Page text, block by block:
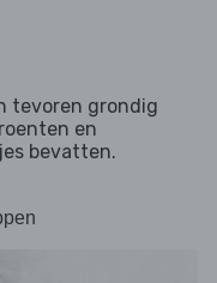
tevoren grondig
en
bevatten.